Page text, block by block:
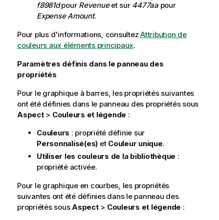
f8981dpour Revenueet sur 4477aapour
Expense Amount.
Pour plus d'informations, consultez Attribution de
couleurs aux éléments principaux.
Paramètres définis dans le panneau des
propriétés
Pour le graphique à barres, les propriétés suivantes
ont été définies dans le panneau des propriétés sous
Aspect> Couleurs et légende :
Couleurs : propriété définie sur
Personnalisé(es) et Couleur unique.
Utiliser les couleurs de la bibliothèque :
propriété activée.
Pour le graphique en courbes, les propriétés
suivantes ont été définies dans le panneau des
propriétés sousAspect> Couleurs et légende :